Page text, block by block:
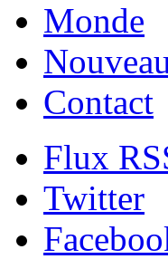
Monde
Contact
Flux
Twitter